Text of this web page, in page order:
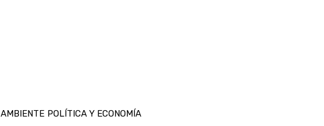
AMBIENTE POLÍTICA Y ECONOMÍA